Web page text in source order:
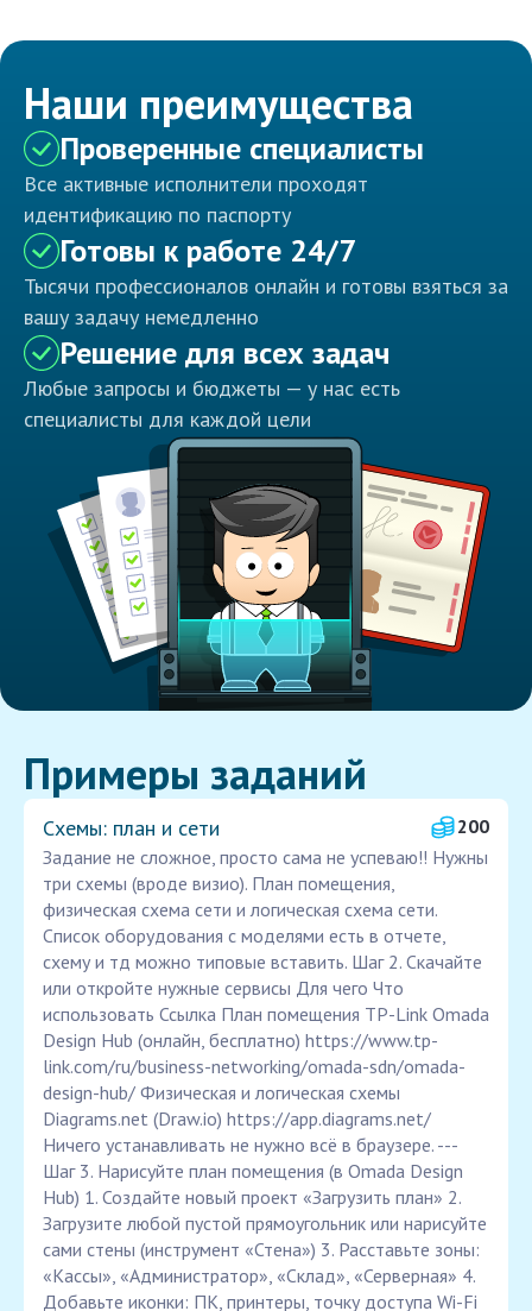
Наши преимущества
Проверенные специалисты
Все активные исполнители проходят
идентификацию по паспорту
Готовы к работе 24/7
Тысячи профессионалов онлайн и готовы взяться за
вашу задачу немедленно
Решение для всех задач
Любые запросы и бюджеты — у нас есть
специалисты для каждой цели
Примеры заданий
Схемы: план и сети
200
Задание не сложное, просто сама не успеваю!! Нужны
три схемы (вроде визио). План помещения,
физическая схема сети и логическая схема сети.
Список оборудования с моделями есть в отчете,
схему и тд можно типовые вставить. Шаг 2. Скачайте
или откройте нужные сервисы Для чего Что
использовать Ссылка План помещения TP-Link Omada
Design Hub (онлайн, бесплатно) https://www.tp-
link.com/ru/business-networking/omada-sdn/omada-
design-hub/ Физическая и логическая схемы
Diagrams.net (Draw.io) https://app.diagrams.net/
Ничего устанавливать не нужно всё в браузере. ---
Шаг 3. Нарисуйте план помещения (в Omada Design
Hub) 1. Создайте новый проект «Загрузить план» 2.
Загрузите любой пустой прямоугольник или нарисуйте
сами стены (инструмент «Стена») 3. Расставьте зоны:
«Кассы», «Администратор», «Склад», «Серверная» 4.
Добавьте иконки: ПК, принтеры, точку доступа Wi-Fi